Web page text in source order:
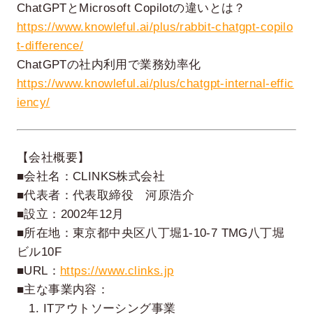
ChatGPTとMicrosoft Copilotの違いとは？
https://www.knowleful.ai/plus/rabbit-chatgpt-copilo
t-difference/
ChatGPTの社内利用で業務効率化
https://www.knowleful.ai/plus/chatgpt-internal-effic
iency/
【会社概要】
■会社名：CLINKS株式会社
■代表者：代表取締役 河原浩介
■設立：2002年12月
■所在地：東京都中央区八丁堀1-10-7 TMG八丁堀
ビル10F
■URL： https://www.clinks.jp
■主な事業内容：
1. ITアウトソーシング事業